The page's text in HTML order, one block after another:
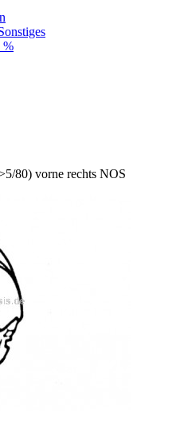
%
80) vorne rechts NOS